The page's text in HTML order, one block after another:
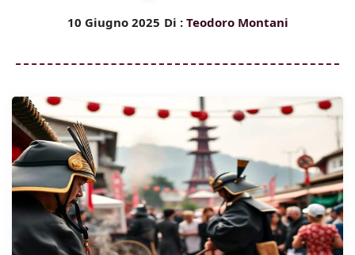
10 Giugno 2025 Di : Teodoro Montani